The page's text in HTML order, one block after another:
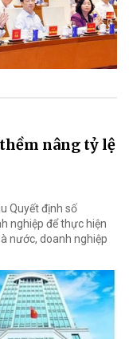
nâng tỷ lệ
Quyết định số
nghiệp để thực hiện
nước, doanh nghiệp